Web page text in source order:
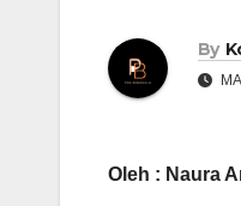
By
Oleh : Naura